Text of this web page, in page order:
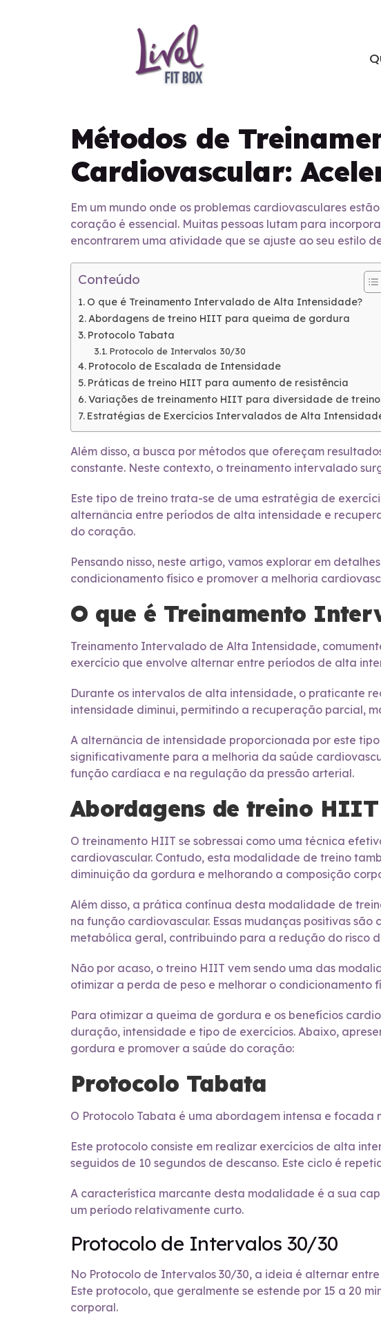
Métodos de
Cardiovascular:
Em um mundo onde os problemas cardiovasculares
coração é essencial. Muitas pessoas lutam para
encontrarem uma atividade que se ajuste ao seu estilo
Conteúdo
O que é Treinamento Intervalado de Alta Intensidade?
Abordagens de treino HIIT para queima de gordura
Protocolo Tabata
Protocolo de Intervalos 30/30
Protocolo de Escalada de Intensidade
Práticas de treino HIIT para aumento de resistência
Variações de treinamento HIIT para diversidade de treino
Estratégias de Exercícios Intervalados de Alta
Além disso, a busca por métodos que ofereçam
constante. Neste contexto, o treinamento intervalado
Este tipo de treino trata-se de uma estratégia de
alternância entre períodos de alta intensidade e
do coração.
Pensando nisso, neste artigo, vamos explorar em
condicionamento físico e promover a melhoria
O que é Treinamento
Treinamento Intervalado de Alta Intensidade,
exercício que envolve alternar entre períodos de alta
Durante os intervalos de alta intensidade, o praticante
intensidade diminui, permitindo a recuperação parcial,
A alternância de intensidade proporcionada por este
significativamente para a melhoria da saúde
função cardíaca e na regulação da pressão arterial.
Abordagens de treino
O treinamento HIIT se sobressai como uma técnica
cardiovascular. Contudo, esta modalidade de treino
diminuição da gordura e melhorando a composição
Além disso, a prática contínua desta modalidade de
na função cardiovascular. Essas mudanças positivas
metabólica geral, contribuindo para a redução do risco
Não por acaso, o treino HIIT vem sendo uma das
otimizar a perda de peso e melhorar o condicionamento
Para otimizar a queima de gordura e os benefícios
duração, intensidade e tipo de exercícios. Abaixo,
gordura e promover a saúde do coração:
Protocolo Tabata
O Protocolo Tabata é uma abordagem intensa e focada
Este protocolo consiste em realizar exercícios de alta
seguidos de 10 segundos de descanso. Este ciclo é
A característica marcante desta modalidade é a sua
um período relativamente curto.
Protocolo de Intervalos 30/30
No Protocolo de Intervalos 30/30, a ideia é alternar
Este protocolo, que geralmente se estende por 15 a 20
corporal.